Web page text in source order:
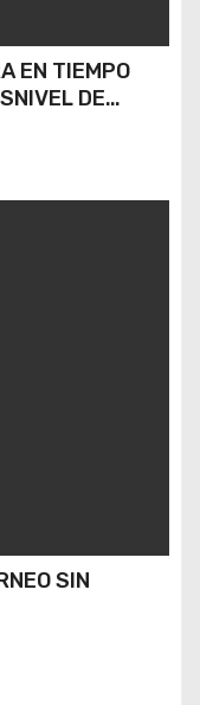
EN TIEMPO
DE
SIN